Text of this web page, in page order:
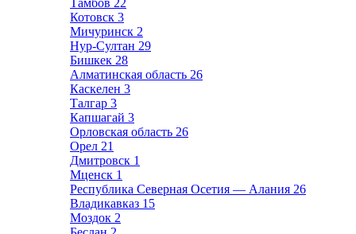
Тамбов 22
Котовск 3
Мичуринск 2
Нур-Султан 29
Бишкек 28
Алматинская область 26
Каскелен 3
Талгар 3
Капшагай 3
Орловская область 26
Орел 21
Дмитровск 1
Мценск 1
Республика Северная Осетия — Алания 26
Владикавказ 15
Моздок 2